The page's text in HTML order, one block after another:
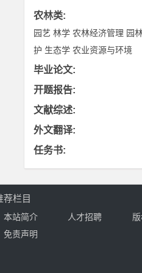
农林类:
园艺 林学 农林经济管理 园
护 生态学 农业资源与环境
毕业论文:
开题报告:
文献综述:
外文翻译:
任务书:
荐栏目
本站简介 人才招聘
免责声明